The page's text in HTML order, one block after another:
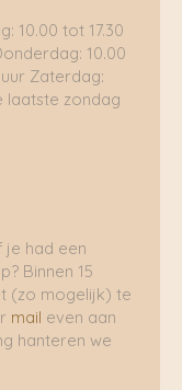
10.00 tot 17.30
10.00
Zaterdag:
laatste zondag
je had een
Binnen 15
(zo mogelijk) te
mail even aan
hanteren we